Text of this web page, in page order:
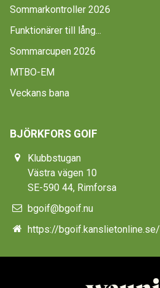
Sommarkontroller 2026
Funktionärer till lång...
Sommarcupen 2026
MTBO-EM
Veckans bana
BJÖRKFORS GOIF
Klubbstugan
Västra vägen 10
SE-590 44, Rimforsa
bgoif@bgoif.nu
https://bgoif.kanslietonline.se/